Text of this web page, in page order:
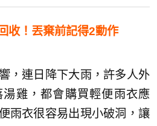
收！丟棄前記得2動作
，連日降下大雨，許多人外
雞，都會購買輕便雨衣應
雨衣很容易出現小破洞，讓